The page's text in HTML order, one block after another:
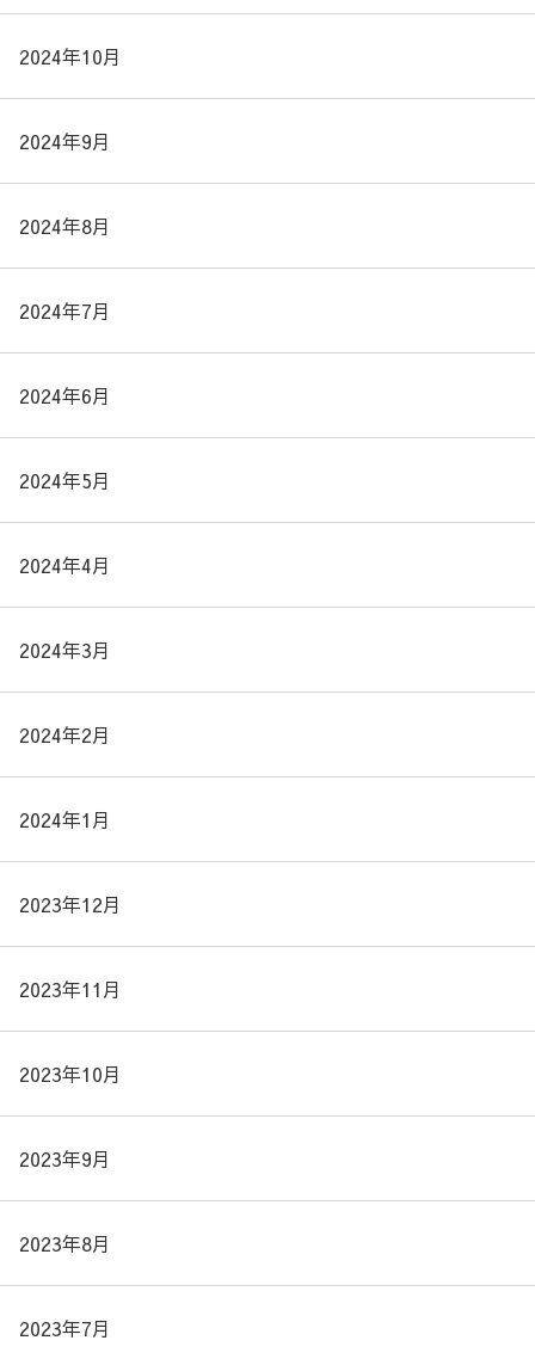
2024年10月
2024年9月
2024年8月
2024年7月
2024年6月
2024年5月
2024年4月
2024年3月
2024年2月
2024年1月
2023年12月
2023年11月
2023年10月
2023年9月
2023年8月
2023年7月